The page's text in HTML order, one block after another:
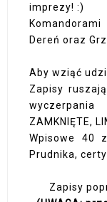
imprezy! :)
Dereń oraz
Aby wziąć
Zapisy
ZAMKNIĘTE,
Wpisowe 40
Prudnika,
Zapisy